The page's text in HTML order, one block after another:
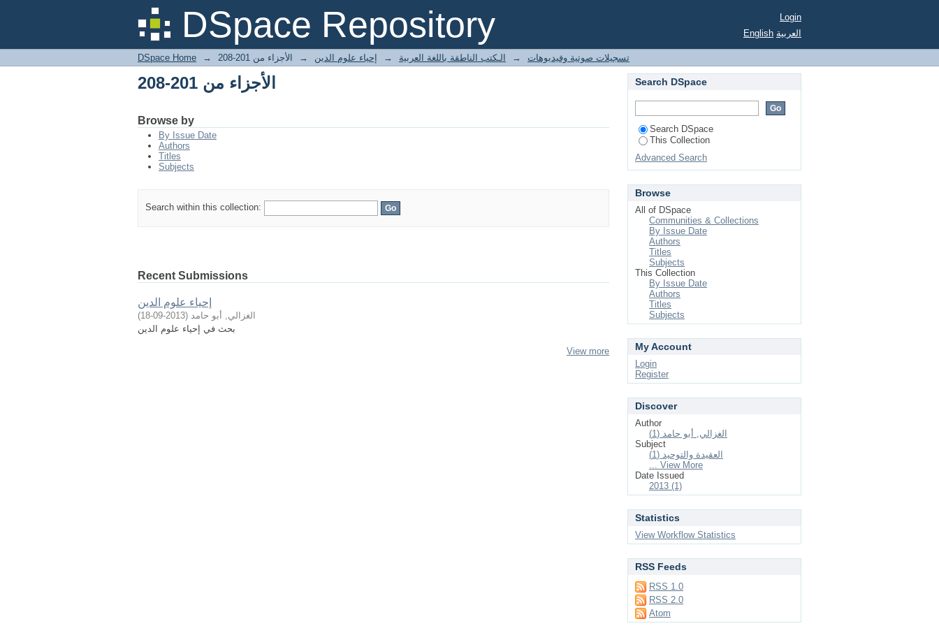
DSpace Repository
الأجزاء من 201-208
Login
English العربية
DSpace Home → تسجيلات صوتية وفيديوهات → الـكتب الناطقة باللغة العربية → إحياء علوم الدين → الأجزاء من 201-208
الأجزاء من 201-208
Browse by
By Issue Date
Authors
Titles
Subjects
Search within this collection:
Recent Submissions
إحياء علوم الدين
الغزالي, أبو حامد (
2013-09-18
)
بحث في إحياء علوم الدين
View more
Search DSpace
Search DSpace
This Collection
Advanced Search
Browse
All of DSpace
Communities & Collections
By Issue Date
Authors
Titles
Subjects
This Collection
By Issue Date
Authors
Titles
Subjects
My Account
Login
Register
Discover
Author
الغزالي, أبو حامد (1)
Subject
العقيدة والتوحيد (1)
... View More
Date Issued
2013 (1)
Statistics
View Workflow Statistics
RSS Feeds
RSS 1.0
RSS 2.0
Atom